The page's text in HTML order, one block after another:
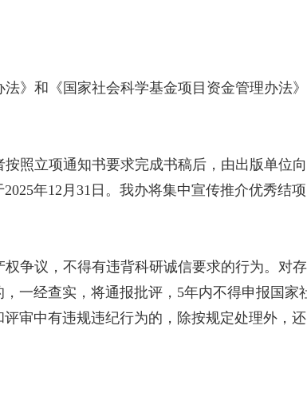
》和《国家社会科学基金项目资金管理办法》
照立项通知书要求完成书稿后，由出版单位向
年12月31日。我办将集中宣传推介优秀结项
争议，不得有违背科研诚信要求的行为。对存
一经查实，将通报批评，5年内不得申报国家
审中有违规违纪行为的，除按规定处理外，还